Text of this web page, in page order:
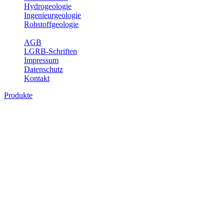
Hydrogeologie
Ingenieurgeologie
Rohstoffgeologie
AGB
LGRB-Schriften
Impressum
Datenschutz
Kontakt
Produkte